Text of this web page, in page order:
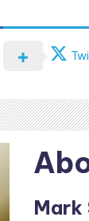
Mark